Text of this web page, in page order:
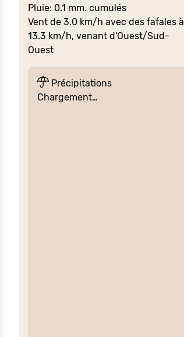
Pluie: 0.1 mm. cumulés
Vent de 3.0 km/h avec des fafales à
13.3 km/h, venant d'Ouest/Sud-
Ouest
Précipitations
Chargement…